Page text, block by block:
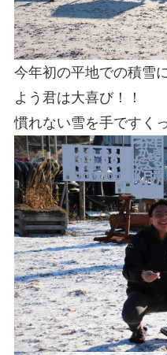
今年初の平地での積雪
よう君は大喜び！！
慣れない雪を手ですく